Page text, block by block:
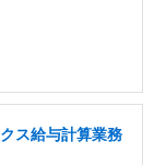
ス給与計算業務